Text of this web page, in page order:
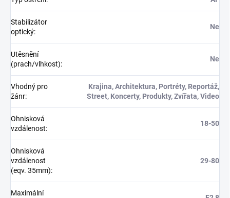
Stabilizátor
optický:
Ne
Utěsnění
(prach/vlhkost):
Ne
Vhodný pro
žánr:
Krajina, Architektura, Portréty, Reportáž,
Street, Koncerty, Produkty, Zvířata, Video
Ohnisková
vzdálenost:
18-50
Ohnisková
vzdálenost
(eqv. 35mm):
29-80
Maximální